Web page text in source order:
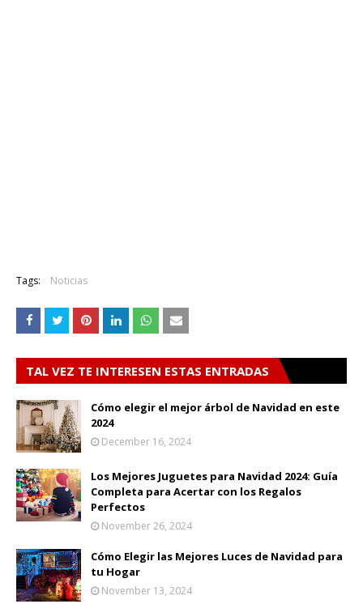
Tags: Noticias
TAL VEZ TE INTERESEN ESTAS ENTRADAS
Cómo elegir el mejor árbol de Navidad en este
2024
December 16, 2024
Los Mejores Juguetes para Navidad 2024: Guía
Completa para Acertar con los Regalos
Perfectos
November 26, 2024
Cómo Elegir las Mejores Luces de Navidad para
tu Hogar
November 13, 2024